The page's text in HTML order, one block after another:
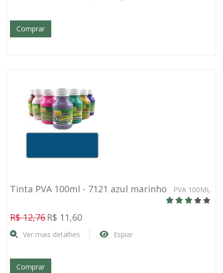
Comprar
Tinta PVA 100ml - 7121 azul marinho PVA 100ML
R$ 12,76 R$ 11,60
Ver mais detalhes Espiar
Comprar